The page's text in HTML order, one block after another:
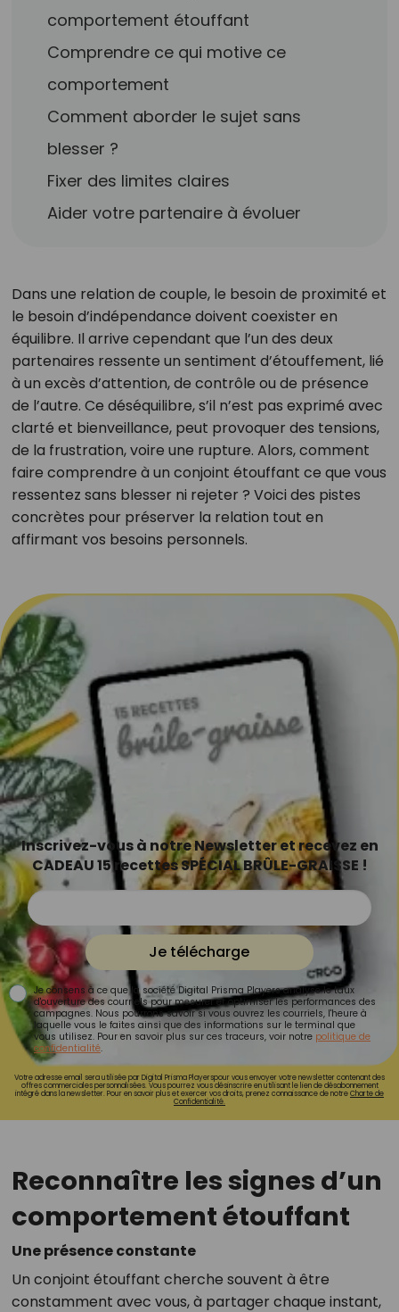
comportement étouffant
Comprendre ce qui motive ce
comportement
Comment aborder le sujet sans
blesser ?
Fixer des limites claires
Aider votre partenaire à évoluer
Dans une relation de couple, le besoin de proximité et
le besoin d’indépendance doivent coexister en
équilibre. Il arrive cependant que l’un des deux
partenaires ressente un sentiment d’étouffement, lié
à un excès d’attention, de contrôle ou de présence
de l’autre. Ce déséquilibre, s’il n’est pas exprimé avec
clarté et bienveillance, peut provoquer des tensions,
de la frustration, voire une rupture. Alors, comment
faire comprendre à un conjoint étouffant ce que vous
ressentez sans blesser ni rejeter ? Voici des pistes
concrètes pour préserver la relation tout en
affirmant vos besoins personnels.
Inscrivez-vous à notre Newsletter et recevez en
CADEAU 15 recettes SPÉCIAL BRÛLE-GRAISSE !
Je télécharge
Je consens à ce que la société Digital Prisma Players analyse le taux
d'ouverture des courriels pour mesurer et optimiser les performances des
campagnes. Nous pourrons savoir si vous ouvrez les courriels, l'heure à
laquelle vous le faites ainsi que des informations sur le terminal que
vous utilisez. Pour en savoir plus sur ces traceurs, voir notre politique de
confidentialité.
Votre adresse email sera utilisée par Digital Prisma Playerspour vous envoyer votre newsletter contenant des
offres commerciales personnalisées. Vous pourrez vous désinscrire en utilisant le lien de désabonnement
intégré dans la newsletter. Pour en savoir plus et exercer vos droits, prenez connaissance de notreCharte de
Confidentialité.
Reconnaître les signes d’un
comportement étouffant
Une présence constante
Un conjoint étouffant cherche souvent à être
constamment avec vous, à partager chaque instant,